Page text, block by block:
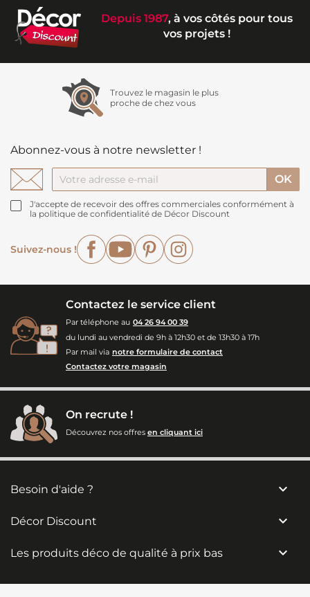
Depuis 1987, à vos côtés pour tous
vos projets !
Trouvez le magasin le plus
proche de chez vous
Abonnez-vous à notre newsletter !
J'accepte de recevoir des offres commerciales conformément à
la politique de confidentialité de Décor Discount
Suivez-nous !
FacebookYouTubePinterest
Contactez le service client
Par téléphone au 04 26 94 00 39
du lundi au vendredi de 9h à 12h30 et de 13h30 à 17h
Par mail via notre formulaire de contact
Contactez votre magasin
On recrute !
Découvrez nos offres en cliquant ici
Besoin d'aide ? 
Décor Discount 
Les produits déco de qualité à prix bas 